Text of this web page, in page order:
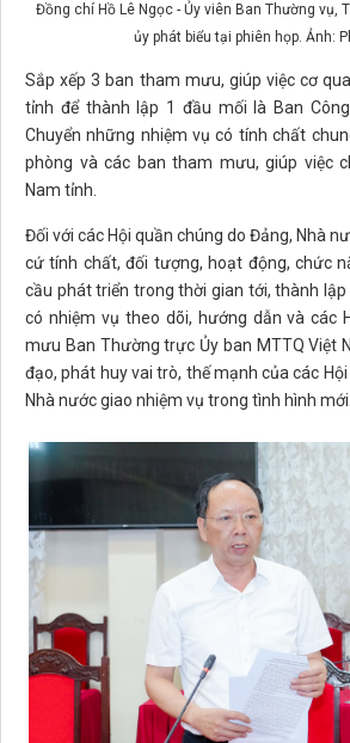
Đồng chí Hồ Lê Ngọc - Ủy viên Ban Thường vụ,
ủy phát biểu tại phiên họp. Ảnh:
Sắp xếp 3 ban tham mưu, giúp việc cơ
tỉnh để thành lập 1 đầu mối là Ban
Chuyển những nhiệm vụ có tính chất
phòng và các ban tham mưu, giúp việc
Nam tỉnh.
Đối với các Hội quần chúng do Đảng, Nhà
cứ tính chất, đối tượng, hoạt động, chức
cầu phát triển trong thời gian tới, thành
có nhiệm vụ theo dõi, hướng dẫn và các
mưu Ban Thường trực Ủy ban MTTQ Việt
đạo, phát huy vai trò, thế mạnh của các
Nhà nước giao nhiệm vụ trong tình hình mới.